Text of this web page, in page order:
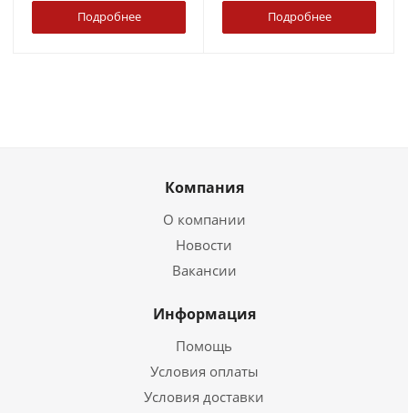
Подробнее Подробнее
Компания
О компании
Новости
Вакансии
Информация
Помощь
Условия оплаты
Условия доставки